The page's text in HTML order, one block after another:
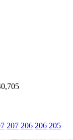
207 206 206 205